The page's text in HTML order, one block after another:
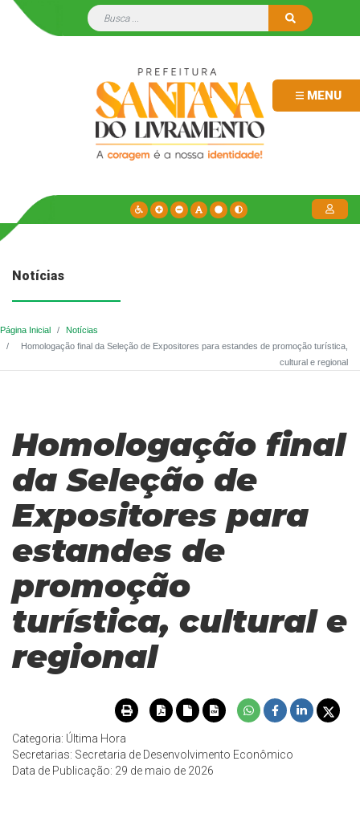
MENU
Notícias
Página Inicial
Notícias
Homologação final da Seleção de Expositores para estandes de promoção turística,
cultural e regional
Homologação final
da Seleção de
Expositores para
estandes de
promoção
turística, cultural e
regional
Categoria: Última Hora
Secretarias: Secretaria de Desenvolvimento Econômico
Data de Publicação: 29 de maio de 2026